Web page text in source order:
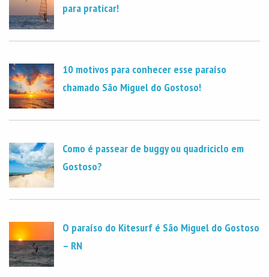
para praticar!
10 motivos para conhecer esse paraíso
chamado São Miguel do Gostoso!
Como é passear de buggy ou quadriciclo em
Gostoso?
O paraíso do Kitesurf é São Miguel do Gostoso
– RN